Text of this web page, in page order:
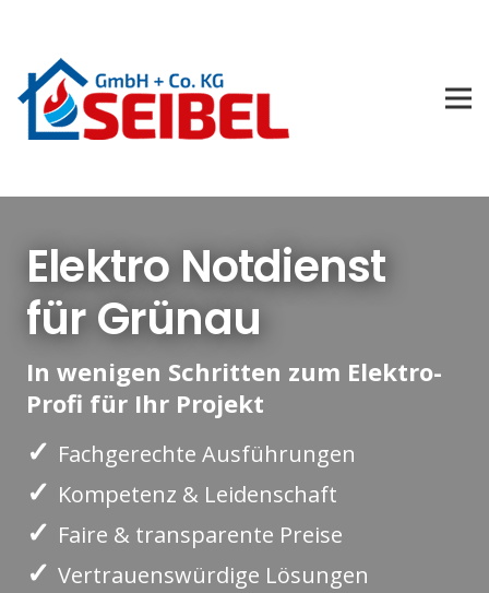
Elektro Notdienst
für Grünau
In wenigen Schritten zum Elektro-
Profi für Ihr Projekt
✓ Fachgerechte Ausführungen
✓ Kompetenz & Leidenschaft
✓ Faire & transparente Preise
✓ Vertrauenswürdige Lösungen